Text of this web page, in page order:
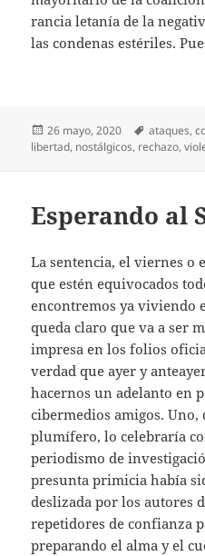
rancia letanía de la
las condenas estériles.
Publicado
el
26 mayo, 2020 Etiquetas
ataques,
libertad, nostálgicos, rechazo,
Esperando al
La sentencia, el viernes o
que estén equivocados
encontremos ya viviendo
queda claro que va a ser
impresa en los folios
verdad que ayer y
hacernos un adelanto en
cibermedios amigos.
plumífero, lo celebraría
periodismo de
presunta primicia había
deslizada por los autores
repetidores de confianza
preparando el alma y el